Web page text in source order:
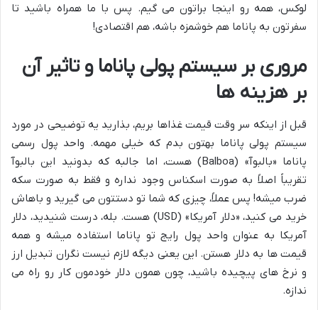
لوکس، همه رو اینجا براتون می گیم. پس با ما همراه باشید تا
سفرتون به پاناما هم خوشمزه باشه، هم اقتصادی!
مروری بر سیستم پولی پاناما و تاثیر آن
بر هزینه ها
قبل از اینکه سر وقت قیمت غذاها بریم، بذارید یه توضیحی در مورد
سیستم پولی پاناما بهتون بدم که خیلی مهمه. واحد پول رسمی
پاناما «بالبوآ» (Balboa) هست، اما جالبه که بدونید این بالبوآ
تقریباً اصلاً به صورت اسکناس وجود نداره و فقط به صورت سکه
ضرب میشه! پس عملاً، چیزی که شما تو دستتون می گیرید و باهاش
خرید می کنید، «دلار آمریکا» (USD) هست. بله، درست شنیدید، دلار
آمریکا به عنوان واحد پول رایج تو پاناما استفاده میشه و همه
قیمت ها به دلار هستن. این یعنی دیگه لازم نیست نگران تبدیل ارز
و نرخ های پیچیده باشید، چون همون دلار خودمون کار رو راه می
ندازه.